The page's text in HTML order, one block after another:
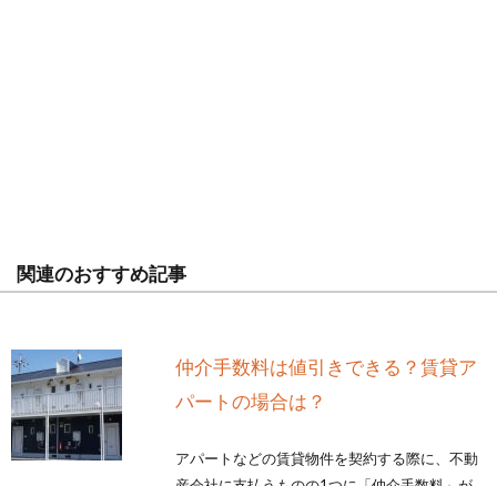
関連のおすすめ記事
仲介手数料は値引きできる？賃貸ア
パートの場合は？
アパートなどの賃貸物件を契約する際に、不動